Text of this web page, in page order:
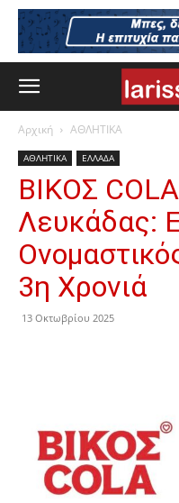
Αρχική ΑΘΛΗΤΙΚΑ
ΑΘΛΗΤΙΚΑ ΕΛΛΑΔΑ
BΙΚΟΣ
Λευκάδας:
3η Χρονιά
13 Οκτωβρίου 2025